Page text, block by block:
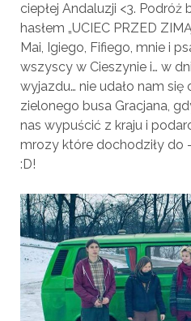
ciepłej Andaluzji <3.
hasłem „UCIEC PRZED
Mai, Igiego, Fifiego, mnie i
wszyscy w Cieszynie i… w
wyjazdu… nie udało nam
zielonego busa Gracjana,
nas wypuścić z kraju i
mrozy które dochodziły do
:D!